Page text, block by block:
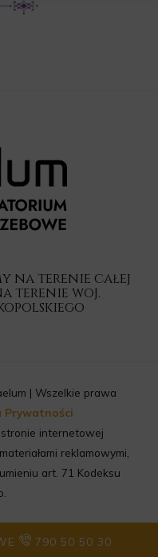
790 50 50 30
na terenie całej
terenie woj.
| Wszelkie prawa
Prywatności
internetowej
reklamowymi,
art. 71 Kodeksu